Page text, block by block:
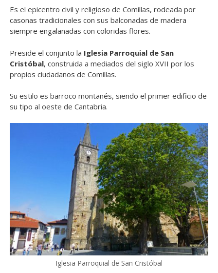
Es el epicentro civil y religioso de Comillas, rodeada por
casonas tradicionales con sus balconadas de madera
siempre engalanadas con coloridas flores.
Preside el conjunto la Iglesia Parroquial de San
Cristóbal, construida a mediados del siglo XVII por los
propios ciudadanos de Comillas.
Su estilo es barroco montañés, siendo el primer edificio de
su tipo al oeste de Cantabria.
Iglesia Parroquial de San Cristóbal